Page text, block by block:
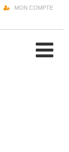
MON COMPTE